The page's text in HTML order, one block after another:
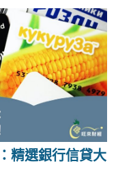
精選銀行信貸大